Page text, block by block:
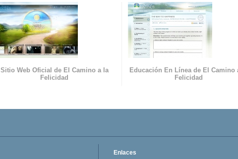
Sitio Web Oficial de El Camino a la
Felicidad
Educación En Línea de El Camino
Felicidad
Enlaces